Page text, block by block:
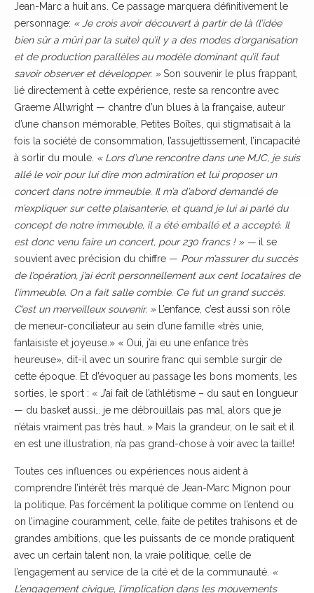
Jean-Marc a huit ans. Ce passage marquera définitivement le
personnage: « Je crois avoir découvert à partir de là (l’idée
bien sûr a mûri par la suite) qu’il y a des modes d’organisation
et de production parallèles au modèle dominant qu’il faut
savoir observer et développer. »Son souvenir le plus frappant,
lié directement à cette expérience, reste sa rencontre avec
Graeme Allwright — chantre d’un blues à la française, auteur
d’une chanson mémorable, Petites Boîtes, qui stigmatisait à la
fois la société de consommation, l’assujettissement, l’incapacité
à sortir du moule. « Lors d’une rencontre dans une MJC, je suis
allé le voir pour lui dire mon admiration et lui proposer un
concert dans notre immeuble. Il m’a d’abord demandé de
m’expliquer sur cette plaisanterie, et quand je lui ai parlé du
concept de notre immeuble, il a été emballé et a accepté. Il
est donc venu faire un concert, pour 230 francs ! » — il se
souvient avec précision du chiffre — Pour m’assurer du succès
de l’opération, j’ai écrit personnellement aux cent locataires de
l’immeuble. On a fait salle comble. Ce fut un grand succès.
C’est un merveilleux souvenir. »L’enfance, c’est aussi son rôle
de meneur-conciliateur au sein d’une famille «très unie,
fantaisiste et joyeuse.» « Oui, j’ai eu une enfance très
heureuse», dit-il avec un sourire franc qui semble surgir de
cette époque. Et d’évoquer au passage les bons moments, les
sorties, le sport : « J’ai fait de l’athlétisme – du saut en longueur
— du basket aussi… je me débrouillais pas mal, alors que je
n’étais vraiment pas très haut. » Mais la grandeur, on le sait et il
en est une illustration, n’a pas grand-chose à voir avec la taille!
Toutes ces influences ou expériences nous aident à
comprendre l’intérêt très marqué de Jean-Marc Mignon pour
la politique. Pas forcément la politique comme on l’entend ou
on l’imagine couramment, celle, faite de petites trahisons et de
grandes ambitions, que les puissants de ce monde pratiquent
avec un certain talent non, la vraie politique, celle de
l’engagement au service de la cité et de la communauté. «
L’engagement civique, l’implication dans les mouvements